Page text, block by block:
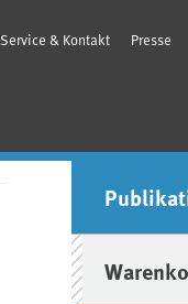
Service & Kontakt Presse